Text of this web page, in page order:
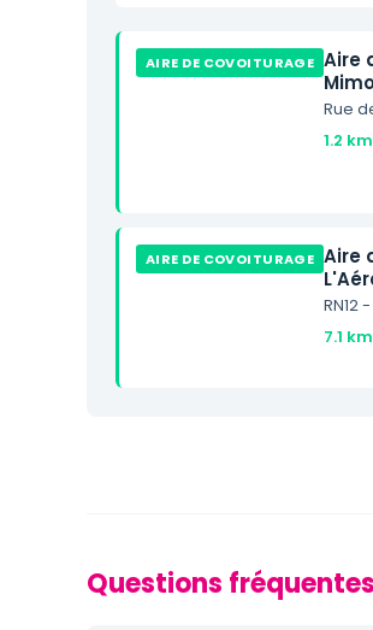
AIRE DE COVOITURAGE Aire
Rue
1.2 km
AIRE DE COVOITURAGE Aire
RN12
7.1 km
Questions fréquentes